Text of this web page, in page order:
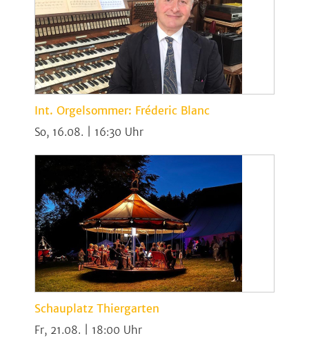
Int. Orgelsommer: Fréderic Blanc
So, 16.08. | 16:30
Schauplatz Thiergarten
Fr, 21.08. | 18:00